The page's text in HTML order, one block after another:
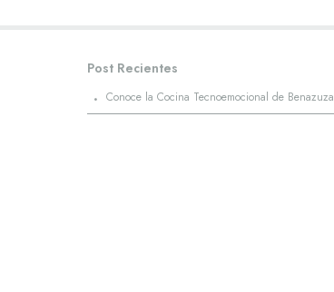
Post Recientes
· Conoce la Cocina Tecnoemocional de Benazuza